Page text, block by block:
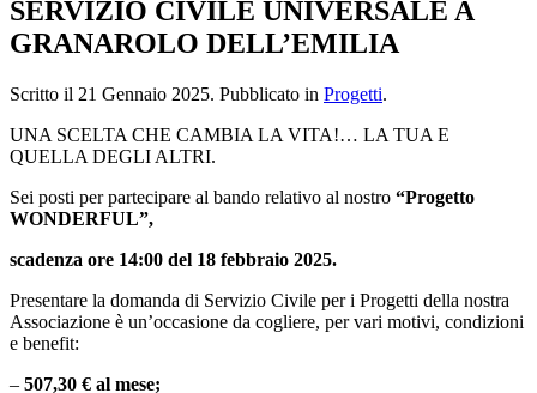
SERVIZIO CIVILE UNIVERSALE A
GRANAROLO DELL’EMILIA
Scritto il 21 Gennaio 2025. Pubblicato in Progetti.
UNA SCELTA CHE CAMBIA LA VITA!… LA TUA E
QUELLA DEGLI ALTRI.
Sei posti per partecipare al bando relativo al nostro “Progetto
WONDERFUL”,
scadenza ore 14:00 del 18 febbraio 2025.
Presentare la domanda di Servizio Civile per i Progetti della nostra
Associazione è un’occasione da cogliere, per vari motivi, condizioni
e benefit:
– 507,30 € al mese;